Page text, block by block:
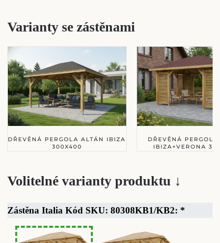
Varianty se zástěnami
DŘEVĚNÁ PERGOLA ALTÁN IBIZA
300X400
DŘEVĚNÁ
IBIZA+VERONA
Volitelné varianty produktu ↓
Zástěna Italia Kód SKU: 80308KB1/KB2: *